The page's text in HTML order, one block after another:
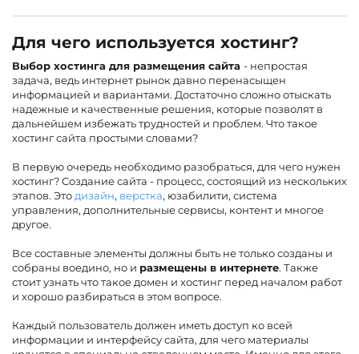
Для чего используется хостинг?
Выбор хостинга для размещения сайта - непростая
задача, ведь интернет рынок давно перенасыщен
информацией и вариантами. Достаточно сложно отыскать
надежные и качественные решения, которые позволят в
дальнейшем избежать трудностей и проблем. Что такое
хостинг сайта простыми словами?
В первую очередь необходимо разобраться, для чего нужен
хостинг? Создание сайта - процесс, состоящий из нескольких
этапов. Это дизайн, верстка, юзабилити, система
управления, дополнительные сервисы, контент и многое
другое.
Все составные элементы должны быть не только созданы и
собраны воедино, но и размещены в интернете. Также
стоит узнать что такое домен и хостинг перед началом работ
и хорошо разбираться в этом вопросе.
Каждый пользователь должен иметь доступ ко всей
информации и интерфейсу сайта, для чего материалы